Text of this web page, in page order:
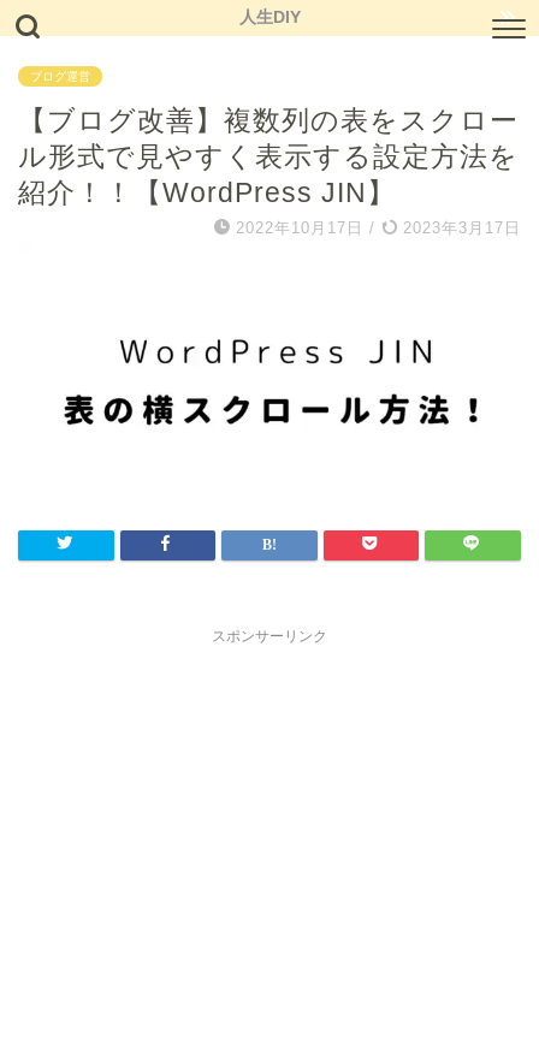
人生DIY
ブログ運営
【ブログ改善】複数列の表をスクロー
ル形式で見やすく表示する設定方法を
紹介！！【WordPress JIN】
2022年10月17日 / 2023年3月17日
スポンサーリンク